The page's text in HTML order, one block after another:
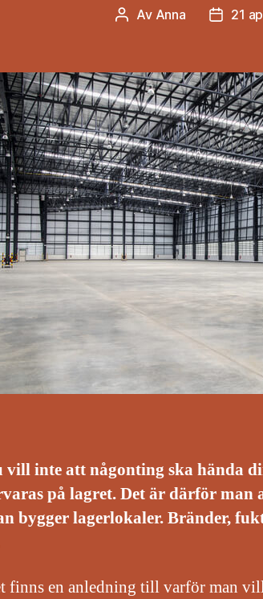
Inläggsförfattare
Av Anna 21
vill inte att någonting ska hända
på lagret. Det är därför man
bygger lagerlokaler. Bränder,
finns en anledning till varför man